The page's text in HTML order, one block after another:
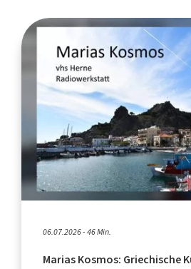
06.07.2026 - 46 Min.
Marias Kosmos: Griechische